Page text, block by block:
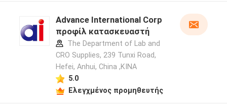
Advance International Corp
προφίλ κατασκευαστή
The Department of Lab and
CRO Supplies, 239 Tunxi Road,
Hefei, Anhui, China ,ΚΙΝΑ
5.0
Ελεγχμένος προμηθευτής